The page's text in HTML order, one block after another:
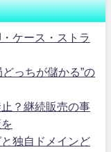
ケース・ストラ
っちが儲かる”の
？継続販売の事
独自ドメインど